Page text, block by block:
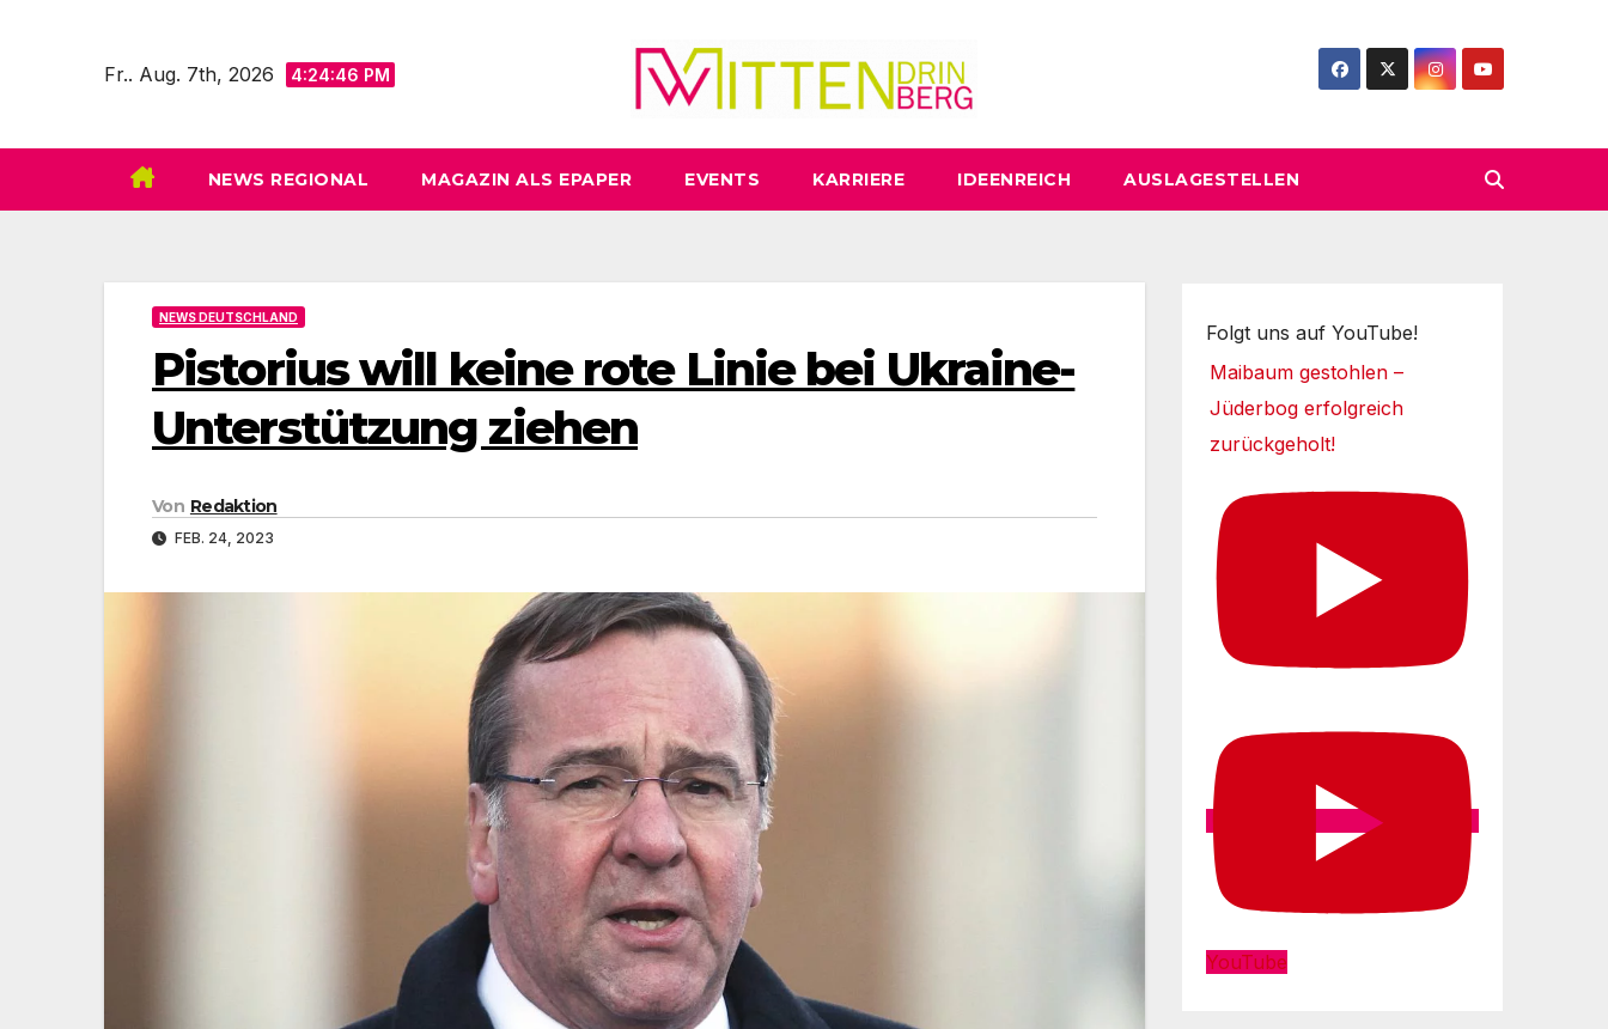
Fr.. Aug. 7th, 2026 4:24:47 PM
NEWS REGIONAL MAGAZIN ALS EPAPER EVENTS KARRIERE IDEENREICH AUSLAGESTELLEN
NEWS DEUTSCHLAND
Pistorius will keine rote Linie bei Ukraine-
Unterstützung ziehen
Von Redaktion
FEB. 24, 2023
Folgt uns auf YouTube!
Maibaum gestohlen –
Jüderbog erfolgreich
zurückgeholt!
YouTube